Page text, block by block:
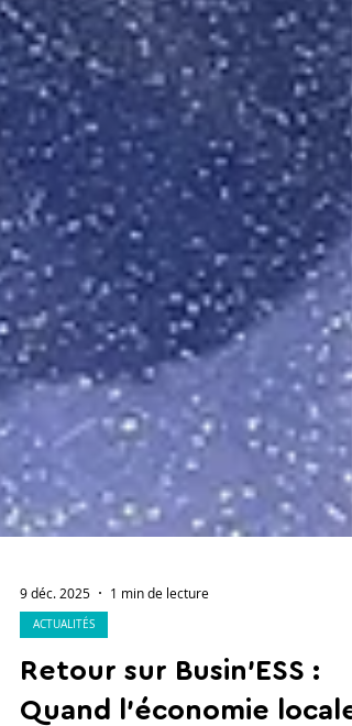
9 déc. 2025
ACTUALITÉS
Retour sur Busin'ESS :